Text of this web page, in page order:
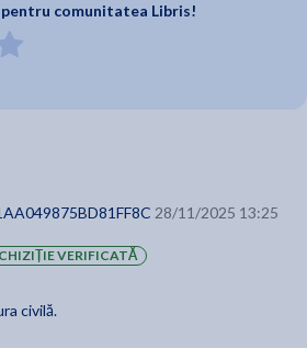
comunitatea Libris!
28/11/2025 13:25
VERIFICATĂ
civilă.